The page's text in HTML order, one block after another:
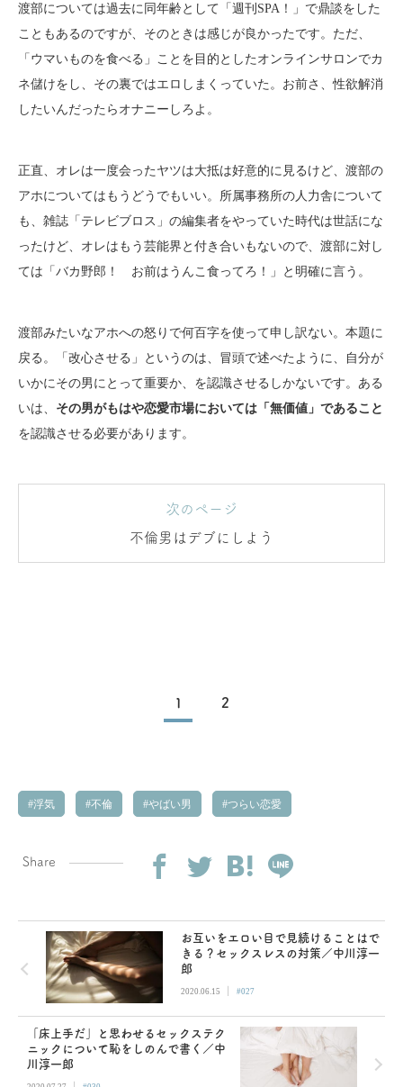
渡部については過去に同年齢として「週刊SPA！」で鼎談をした
こともあるのですが、そのときは感じが良かったです。ただ、
「ウマいものを食べる」ことを目的としたオンラインサロンでカ
ネ儲けをし、その裏ではエロしまくっていた。お前さ、性欲解消
したいんだったらオナニーしろよ。
正直、オレは一度会ったヤツは大抵は好意的に見るけど、渡部の
アホについてはもうどうでもいい。所属事務所の人力舎について
も、雑誌「テレビブロス」の編集者をやっていた時代は世話にな
ったけど、オレはもう芸能界と付き合いもないので、渡部に対し
ては「バカ野郎！ お前はうんこ食ってろ！」と明確に言う。
渡部みたいなアホへの怒りで何百字を使って申し訳ない。本題に
戻る。「改心させる」というのは、冒頭で述べたように、自分が
いかにその男にとって重要か、を認識させるしかないです。ある
いは、 その男がもはや恋愛市場においては「無価値」であること
を認識させる必要があります。
次のページ
不倫男はデブにしよう
1 2
浮気 不倫 やばい男 つらい恋愛
Share
お互いをエロい目で見続けることはで
きる？セックスレスの対策／中川淳一
郎
2020.06.15 | #027
「床上手だ」と思わせるセックステク
ニックについて恥をしのんで書く／中
川淳一郎